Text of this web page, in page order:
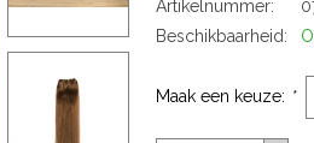
Artikelnummer:
Beschikbaarheid:
Maak een keuze: *